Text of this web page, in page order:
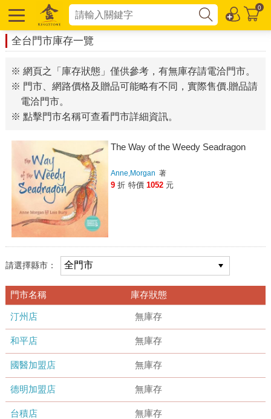
0
全台門市庫存一覽
※ 網頁之「庫存狀態」僅供參考，有無庫存請電洽門市。
※ 門市、網路價格及贈品可能略有不同，實際售價.贈品請
電洽門市。
※ 點擊門市名稱可查看門市詳細資訊。
The Way of the Weedy Seadragon
Anne,Morgan 著
9 折 特價 1052 元
請選擇縣市：
門市名稱 庫存狀態
汀州店 無庫存
和平店 無庫存
國醫加盟店 無庫存
德明加盟店 無庫存
台積店 無庫存